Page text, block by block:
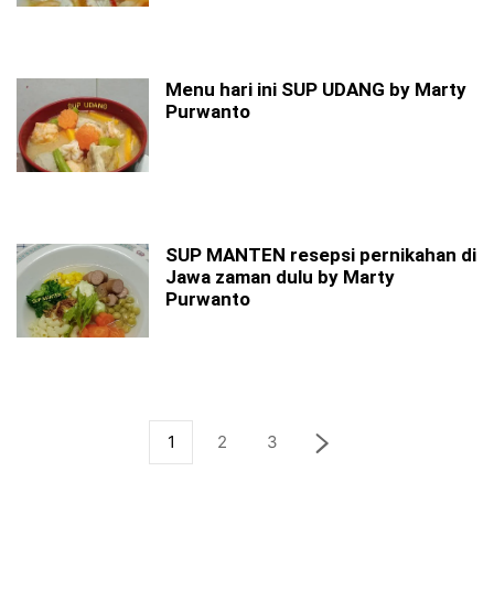
Menu hari ini SUP UDANG by Marty
Purwanto
SUP MANTEN resepsi pernikahan di
Jawa zaman dulu by Marty
Purwanto
1 2 3